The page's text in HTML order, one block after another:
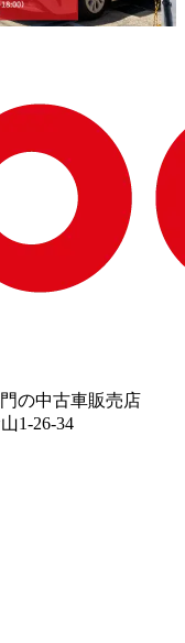
の中古車販売店
1-26-34